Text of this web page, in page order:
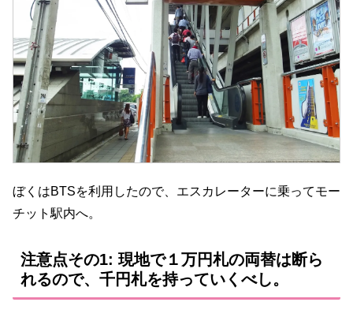
ぼくはBTSを利用したので、エスカレーターに乗ってモー
チット駅内へ。
注意点その1: 現地で１万円札の両替は断ら
れるので、千円札を持っていくべし。